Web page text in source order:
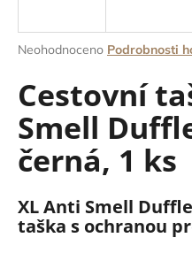
Průměrné
produktu
je
0,0
z
5
hvězdiček.
Neohodnoceno Podrobnosti
Cestovní
Smell
černá, 1 ks
XL Anti Smell
taška s ochranou
j
t
?
HLEDAT